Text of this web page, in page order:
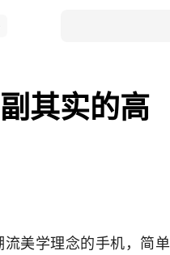
其实的高
美学理念的手机，简单